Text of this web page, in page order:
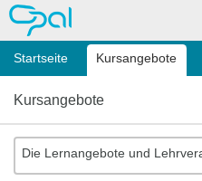
OPAL
Startseite Kursangebote
Kursangebote
Die Lernangebote und